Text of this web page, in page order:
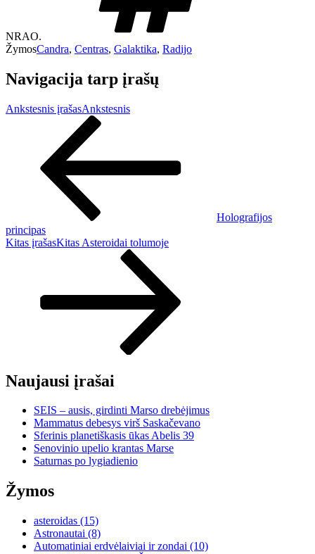
NRAO.
ŽymosCandra, Centras, Galaktika, Radijo
Navigacija tarp įrašų
Ankstesnis įrašasAnkstesnis
Holografijos
principas
Kitas įrašasKitas Asteroidai tolumoje
Naujausi įrašai
SEIS – ausis, girdinti Marso drebėjimus
Mammatus debesys virš Saskačevano
Sferinis planetiškasis ūkas Abelis 39
Senovinio upelio krantas Marse
Saturnas po lygiadienio
Žymos
asteroidas (15)
Astronautai (8)
Automatiniai erdvėlaiviai ir zondai (10)